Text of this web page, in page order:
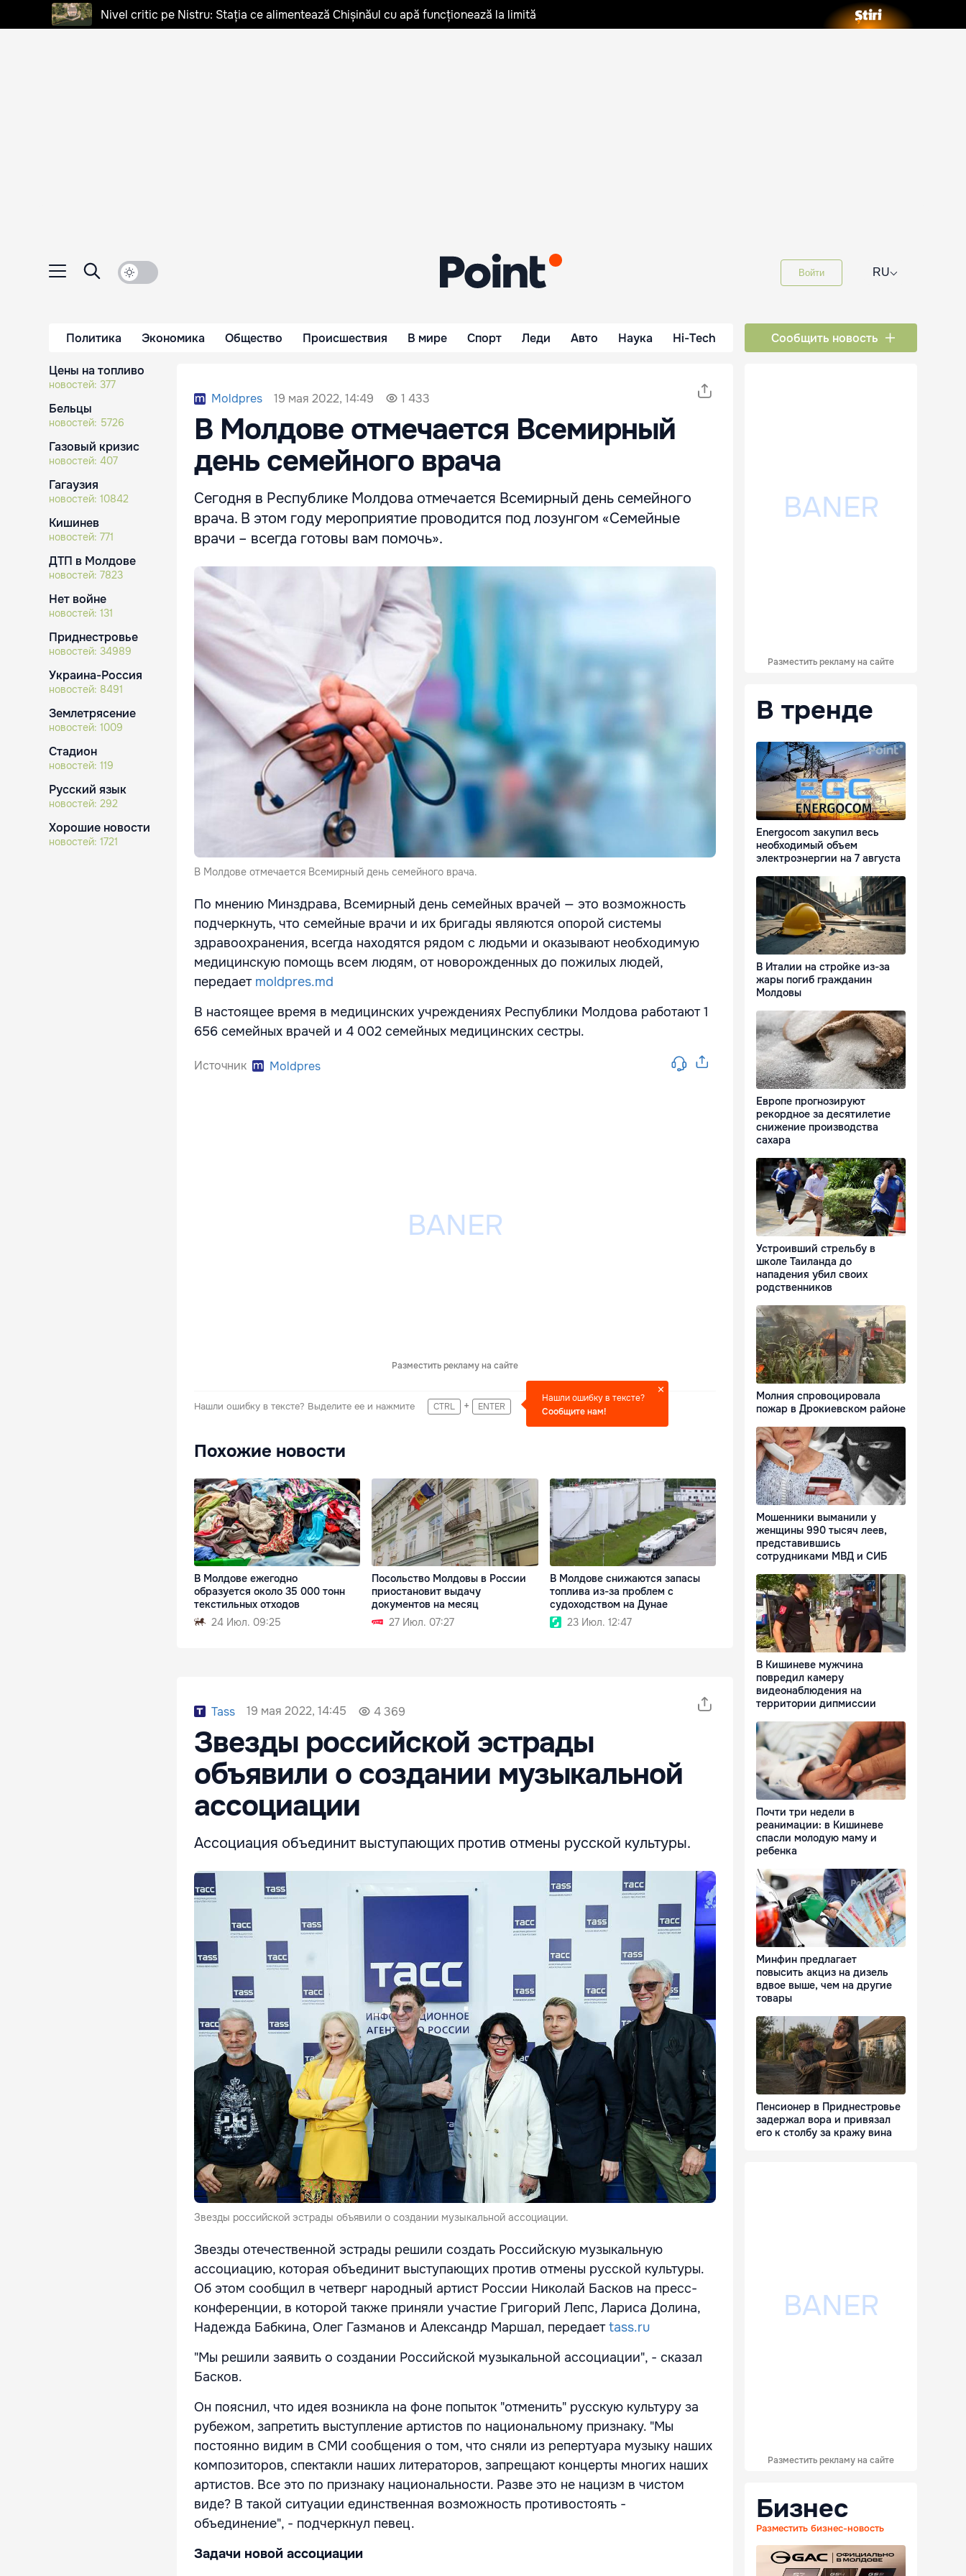
Nivel critic pe Nistru: Stația ce alimentează Chișinăul cu apă funcționează la limită
Войти RU⌵
Политика Экономика Общество Происшествия В мире Спорт Леди Авто Наука Hi-Tech Сообщить новость
Цены на топливо
новостей: 377
Бельцы
новостей: 5726
Газовый кризис
новостей: 407
Гагаузия
новостей: 10842
Кишинев
новостей: 771
ДТП в Молдове
новостей: 7823
Нет войне
новостей: 131
Приднестровье
новостей: 34989
Украина-Россия
новостей: 8491
Землетрясение
новостей: 1009
Стадион
новостей: 119
Русский язык
новостей: 292
Хорошие новости
новостей: 1721
Moldpres 19 мая 2022, 14:49 1 433
В Молдове отмечается Всемирный
день семейного врача
Сегодня в Республике Молдова отмечается Всемирный день семейного
врача. В этом году мероприятие проводится под лозунгом «Семейные
врачи – всегда готовы вам помочь».
В Молдове отмечается Всемирный день семейного врача.
По мнению Минздрава, Всемирный день семейных врачей — это возможность
подчеркнуть, что семейные врачи и их бригады являются опорой системы
здравоохранения, всегда находятся рядом с людьми и оказывают необходимую
медицинскую помощь всем людям, от новорожденных до пожилых людей,
передает moldpres.md
В настоящее время в медицинских учреждениях Республики Молдова работают 1
656 семейных врачей и 4 002 семейных медицинских сестры.
Источник Moldpres
Разместить рекламу на сайте
Нашли ошибку в тексте? Выделите ее и нажмите CTRL + ENTER
Нашли ошибку в тексте?
Сообщите нам!
Похожие новости
В Молдове ежегодно
образуется около 35 000 тонн
текстильных отходов
24 Июл. 09:25
Посольство Молдовы в России
приостановит выдачу
документов на месяц
27 Июл. 07:27
В Молдове снижаются запасы
топлива из-за проблем с
судоходством на Дунае
23 Июл. 12:47
Tass 19 мая 2022, 14:45 4 369
Звезды российской эстрады
объявили о создании музыкальной
ассоциации
Ассоциация объединит выступающих против отмены русской культуры.
Звезды российской эстрады объявили о создании музыкальной ассоциации.
Звезды отечественной эстрады решили создать Российскую музыкальную
ассоциацию, которая объединит выступающих против отмены русской культуры.
Об этом сообщил в четверг народный артист России Николай Басков на пресс-
конференции, в которой также приняли участие Григорий Лепс, Лариса Долина,
Надежда Бабкина, Олег Газманов и Александр Маршал, передаетtass.ru
"Мы решили заявить о создании Российской музыкальной ассоциации", - сказал
Басков.
Он пояснил, что идея возникла на фоне попыток "отменить" русскую культуру за
рубежом, запретить выступление артистов по национальному признаку. "Мы
постоянно видим в СМИ сообщения о том, что сняли из репертуара музыку наших
композиторов, спектакли наших литераторов, запрещают концерты многих наших
артистов. Все это по признаку национальности. Разве это не нацизм в чистом
виде? В такой ситуации единственная возможность противостоять -
объединение", - подчеркнул певец.
Задачи новой ассоциации
Разместить рекламу на сайте
В тренде
Energocom закупил весь
необходимый объем
электроэнергии на 7 августа
В Италии на стройке из-за
жары погиб гражданин
Молдовы
Европе прогнозируют
рекордное за десятилетие
снижение производства
сахара
Устроивший стрельбу в
школе Таиланда до
нападения убил своих
родственников
Молния спровоцировала
пожар в Дрокиевском районе
Мошенники выманили у
женщины 990 тысяч леев,
представившись
сотрудниками МВД и СИБ
В Кишиневе мужчина
повредил камеру
видеонаблюдения на
территории дипмиссии
Почти три недели в
реанимации: в Кишиневе
спасли молодую маму и
ребенка
Минфин предлагает
повысить акциз на дизель
вдвое выше, чем на другие
товары
Пенсионер в Приднестровье
задержал вора и привязал
его к столбу за кражу вина
Разместить рекламу на сайте
Бизнес
Разместить бизнес-новость